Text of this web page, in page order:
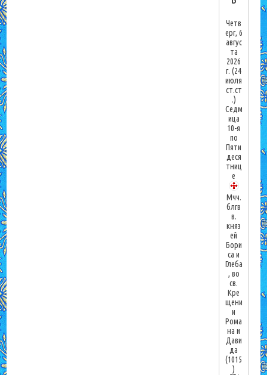
Четв
ерг, 6
авгус
та
2026
г.(24
июля
ст.ст
.)
Седм
ица
10-я
по
Пяти
деся
тниц
е
Мчч.
блгв
в.
княз
ей
Бори
са и
Глеба
, во
св.
Кре
щени
и
Рома
на и
Дави
да
(1015
)